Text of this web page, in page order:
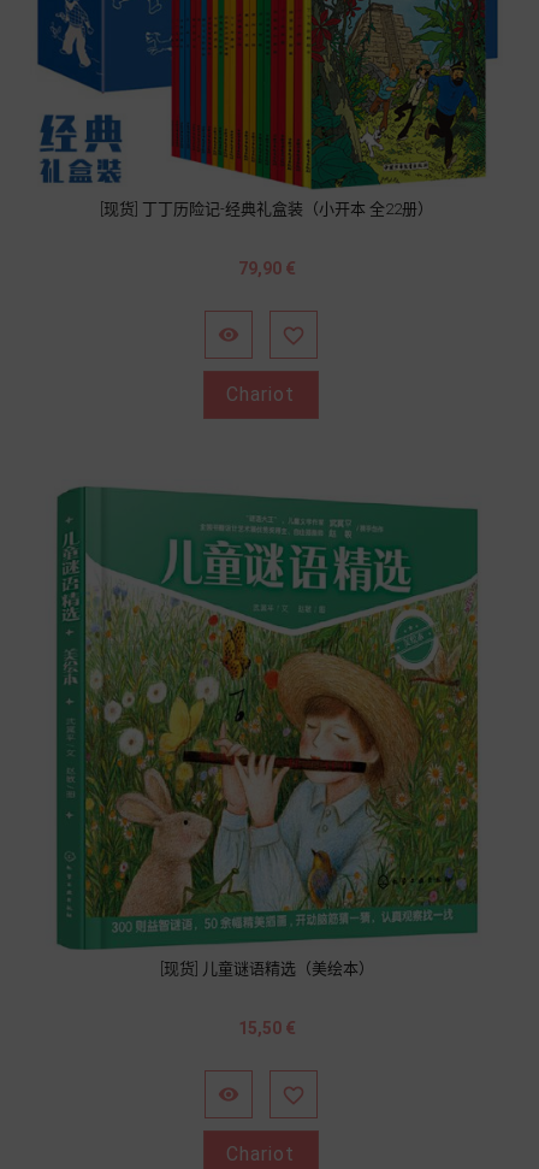
[现货] 丁丁历险记-经典礼盒装（小开本 全22册）
Prix
79,90 €
 
Chariot
[现货] 儿童谜语精选（美绘本）
Prix
15,50 €
 
Chariot